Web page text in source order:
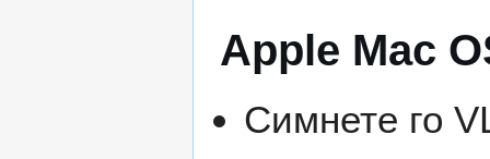
Apple Mac
Симнете го